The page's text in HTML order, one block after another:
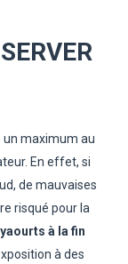
un maximum au
En effet, si
de mauvaises
risqué pour la
à la fin
à des